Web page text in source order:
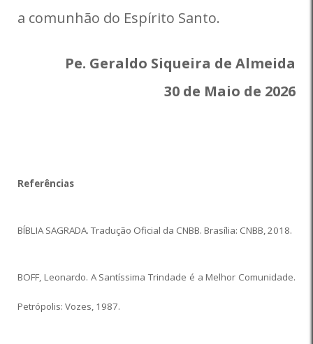
a comunhão do Espírito Santo.
Pe. Geraldo Siqueira de Almeida
30 de Maio de 2026
Referências
BÍBLIA SAGRADA. Tradução Oficial da CNBB. Brasília: CNBB, 2018.
BOFF, Leonardo. A Santíssima Trindade é a Melhor Comunidade.
Petrópolis: Vozes, 1987.